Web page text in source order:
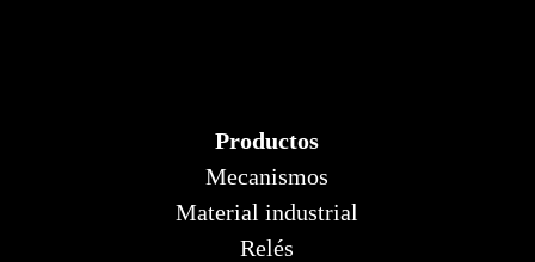
Productos
Mecanismos
Material industrial
Relés